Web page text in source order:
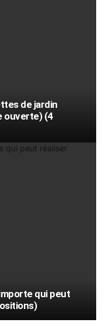
de jardin
ouverte) (4
qui peut